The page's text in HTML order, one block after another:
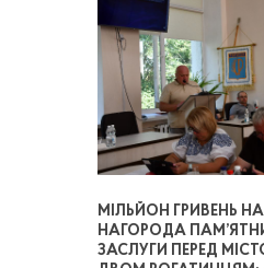
МІЛЬЙОН ГРИВЕНЬ
НАГОРОДА
ЗАСЛУГИ ПЕРЕД